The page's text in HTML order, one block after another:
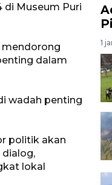
di Museum Puri
mendorong
dalam
wadah penting
politik akan
lokal
1